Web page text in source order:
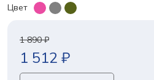
Цвет
1 890 ₽
1 512 ₽